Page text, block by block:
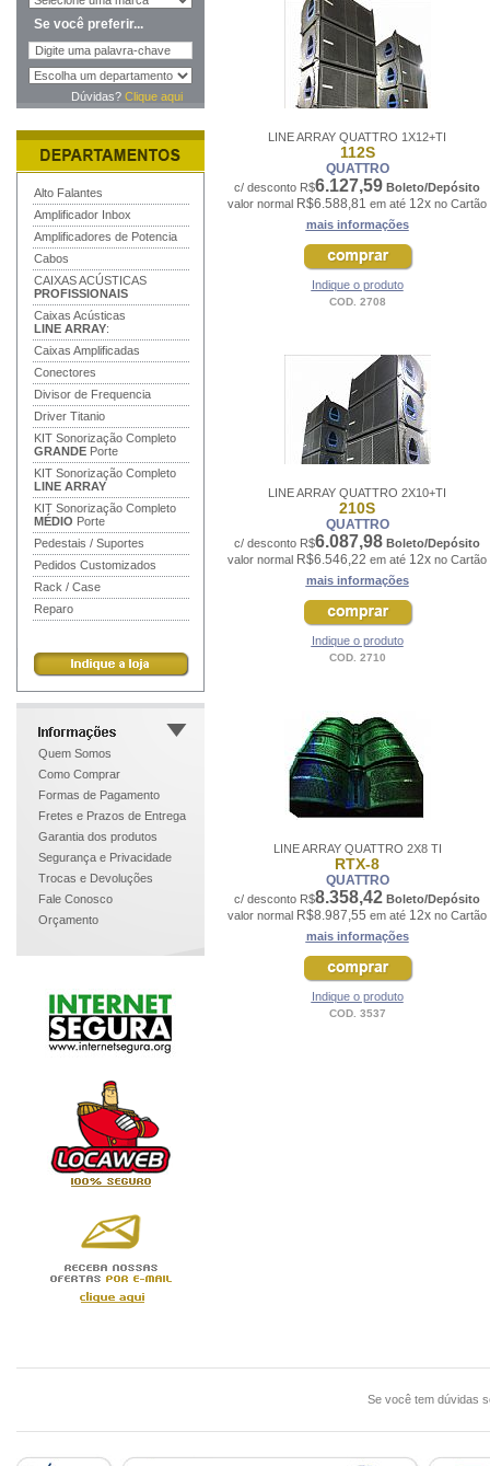
Se você preferir...
Dúvidas? Clique aqui
Alto Falantes
Amplificador Inbox
Amplificadores de Potencia
Cabos
CAIXAS ACÚSTICAS
PROFISSIONAIS
Caixas Acústicas
LINE ARRAY:
Caixas Amplificadas
Conectores
Divisor de Frequencia
Driver Titanio
KIT Sonorização Completo
GRANDE Porte
KIT Sonorização Completo
LINE ARRAY
KIT Sonorização Completo
MÉDIO Porte
Pedestais / Suportes
Pedidos Customizados
Rack / Case
Reparo
Quem Somos
Como Comprar
Formas de Pagamento
Fretes e Prazos de Entrega
Garantia dos produtos
Segurança e Privacidade
Trocas e Devoluções
Fale Conosco
Orçamento
LINE ARRAY QUATTRO 1X12+TI
112S
QUATTRO
c/ desconto R$6.127,59 Boleto/Depósito
valor normal R$6.588,81 em até 12x no Cartão
mais informações
Indique o produto
COD. 2708
LINE ARRAY QUATTRO 2X10+TI
210S
QUATTRO
c/ desconto R$6.087,98 Boleto/Depósito
valor normal R$6.546,22 em até 12x no Cartão
mais informações
Indique o produto
COD. 2710
LINE ARRAY QUATTRO 2X8 TI
RTX-8
QUATTRO
c/ desconto R$8.358,42 Boleto/Depósito
valor normal R$8.987,55 em até 12x no Cartão
mais informações
Indique o produto
COD. 3537
Se você tem dúvidas